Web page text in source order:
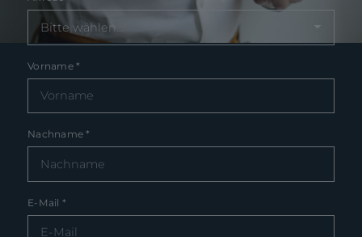
Vorname*
Nachname*
E-Mail *